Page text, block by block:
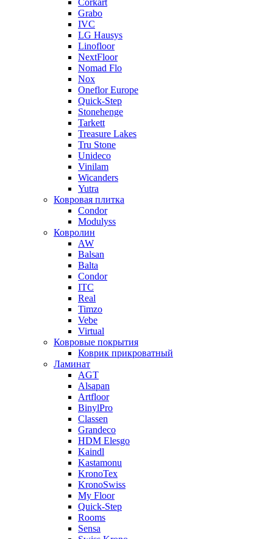
Grabo
IVC
LG Hausys
Linofloor
NextFloor
Nomad Flo
Nox
Oneflor Europe
Quick-Step
Stonehenge
Tarkett
Treasure Lakes
Tru Stone
Unideco
Vinilam
Wicanders
Yutra
Ковровая плитка
Condor
Modulyss
Ковролин
AW
Balsan
Balta
Condor
ITC
Real
Timzo
Vebe
Virtual
Ковровые покрытия
Коврик прикроватный
Ламинат
AGT
Alsapan
Artfloor
BinylPro
Classen
Grandeco
HDM Elesgo
Kaindl
Kastamonu
KronoTex
KronoSwiss
My Floor
Quick-Step
Rooms
Sensa